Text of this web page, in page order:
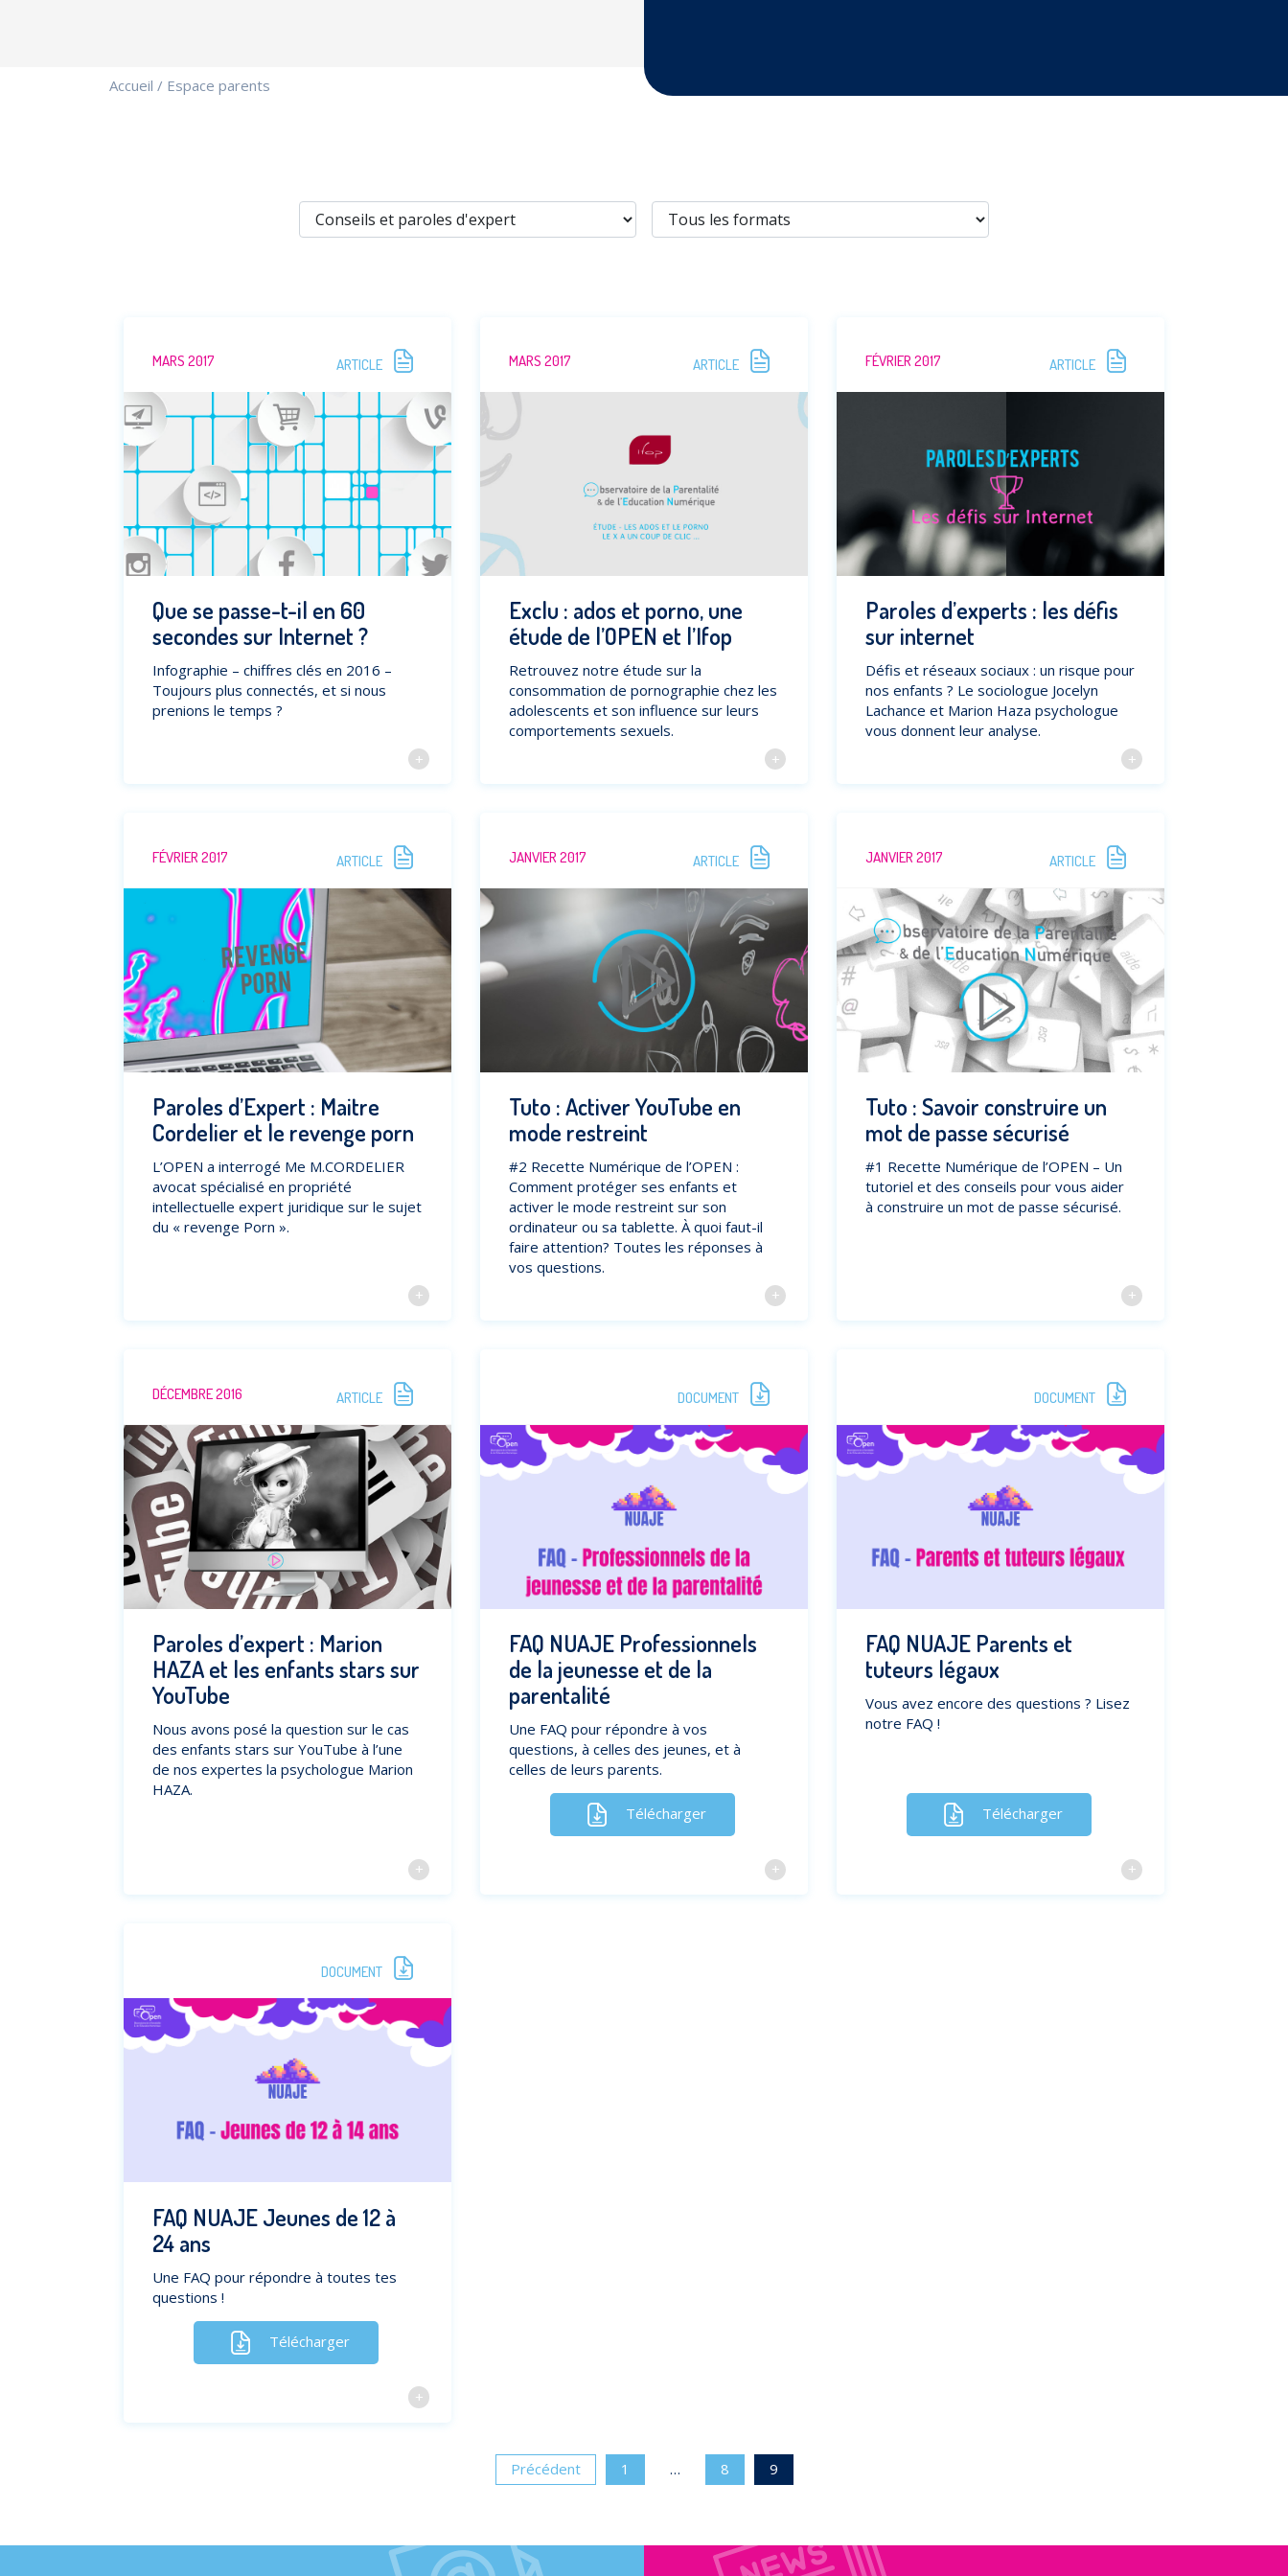
Accueil / Espace parents
MARS 2017 ARTICLE
Que se passe-t-il en 60
secondes sur Internet ?
Infographie – chiffres clés en 2016 –
Toujours plus connectés, et si nous
prenions le temps ?
MARS 2017 ARTICLE
Exclu : ados et porno, une
étude de l’OPEN et l’Ifop
Retrouvez notre étude sur la
consommation de pornographie chez les
adolescents et son influence sur leurs
comportements sexuels.
FÉVRIER 2017 ARTICLE
Paroles d’experts : les défis
sur internet
Défis et réseaux sociaux : un risque pour
nos enfants ? Le sociologue Jocelyn
Lachance et Marion Haza psychologue
vous donnent leur analyse.
FÉVRIER 2017 ARTICLE
Paroles d’Expert : Maitre
Cordelier et le revenge porn
L’OPEN a interrogé Me M.CORDELIER
avocat spécialisé en propriété
intellectuelle expert juridique sur le sujet
du « revenge Porn ».
JANVIER 2017 ARTICLE
Tuto : Activer YouTube en
mode restreint
#2 Recette Numérique de l’OPEN :
Comment protéger ses enfants et
activer le mode restreint sur son
ordinateur ou sa tablette. À quoi faut-il
faire attention? Toutes les réponses à
vos questions.
JANVIER 2017 ARTICLE
Tuto : Savoir construire un
mot de passe sécurisé
#1 Recette Numérique de l’OPEN – Un
tutoriel et des conseils pour vous aider
à construire un mot de passe sécurisé.
DÉCEMBRE 2016 ARTICLE
Paroles d’expert : Marion
HAZA et les enfants stars sur
YouTube
Nous avons posé la question sur le cas
des enfants stars sur YouTube à l’une
de nos expertes la psychologue Marion
HAZA.
DOCUMENT
FAQ NUAJE Professionnels
de la jeunesse et de la
parentalité
Une FAQ pour répondre à vos
questions, à celles des jeunes, et à
celles de leurs parents.
Télécharger
DOCUMENT
FAQ NUAJE Parents et
tuteurs légaux
Vous avez encore des questions ? Lisez
notre FAQ !
Télécharger
DOCUMENT
FAQ NUAJE Jeunes de 12 à
24 ans
Une FAQ pour répondre à toutes tes
questions !
Télécharger
Précédent 1 … 8 9